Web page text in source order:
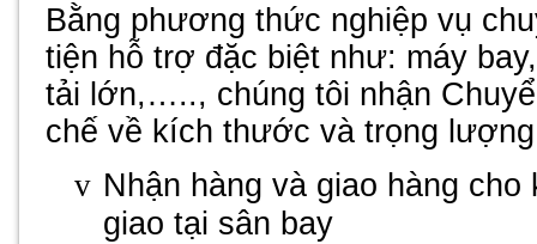
Bằng phương thức nghiệp vụ
tiện hỗ trợ đặc biệt như: máy
tải lớn,….., chúng tôi nhận
chế về kích thước và trọng
v Nhận hàng và giao hàng
giao tại sân bay